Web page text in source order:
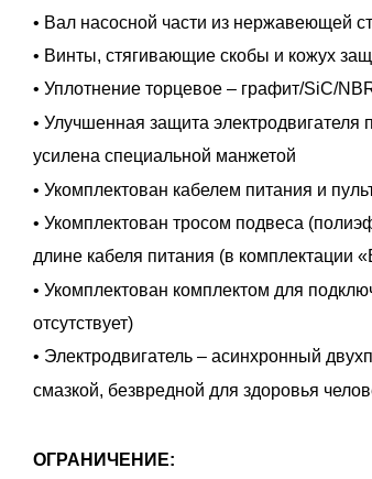
• Вал насосной части из нержавеющей
• Винты, стягивающие скобы и кожух
• Уплотнение торцевое – графит/SiC/
• Улучшенная защита
усилена специальной манжетой
• Укомплектован кабелем питания и
• Укомплектован тросом подвеса
длине кабеля питания (в комплектации
• Укомплектован комплектом для
отсутствует)
• Электродвигатель – асинхронный
смазкой, безвредной для здоровья
ОГРАНИЧЕНИЕ: